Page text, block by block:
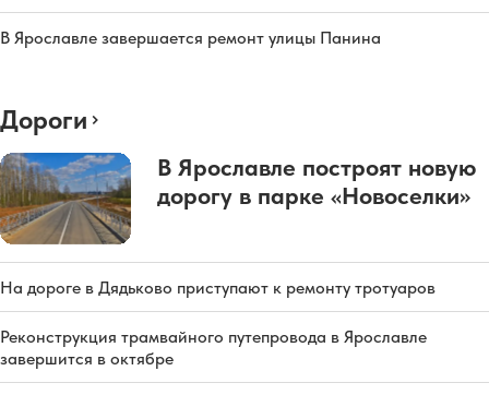
В Ярославле завершается ремонт улицы Панина
Дороги
В Ярославле построят новую
дорогу в парке «Новоселки»
На дороге в Дядьково приступают к ремонту тротуаров
Реконструкция трамвайного путепровода в Ярославле
завершится в октябре